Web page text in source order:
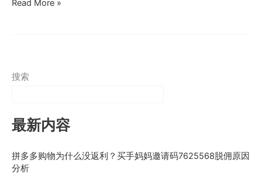
董
原
力
销
Read More »
搜索
最新内容
拼多多购物为什么没返利？买手妈妈邀请码7625568脱佣原因
分析